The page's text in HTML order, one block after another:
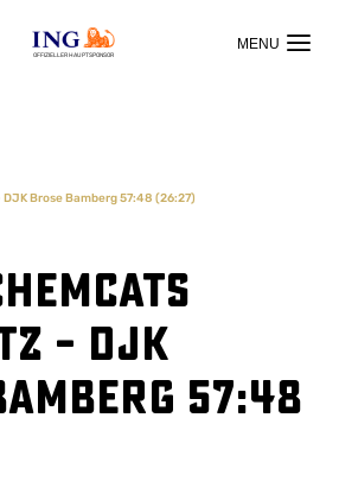
OFFIZIELLER HAUPTSPONSOR
Brose Bamberg 57:48 (26:27)
– DJK
57:48